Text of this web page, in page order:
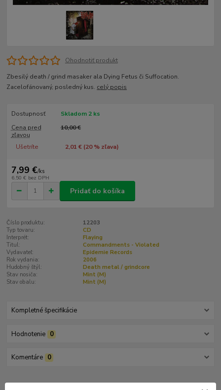
Ohodnotiť produkt
Zbesilý death / grind masaker ala Dying Fetus či Suffocation.
Zacelofánovaný, posledný kus. celý popis
Dostupnosť
Skladom 2 ks
Cena pred
zľavou
10,00 €
Ušetríte 2,01 € (20% zľava)
7,99 €/ks
6,50 € bez DPH
Pridať do košíka
Číslo produktu:
12203
Typ tovaru:
CD
Interprét:
Flaying
Titul:
Commandments - Violated
Vydavateľ:
Epidemie Records
Rok vydania:
2006
Hudobný štýl:
Death metal / grindcore
Stav nosiča:
Mint (M)
Stav obalu:
Mint (M)
Kompletné špecifikácie
Hodnotenie 0
Komentáre 0